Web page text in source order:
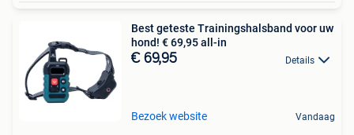
Best geteste Trainingshalsband voor uw
hond! € 69,95 all-in
€ 69,95 Details
Bezoek website Vandaag